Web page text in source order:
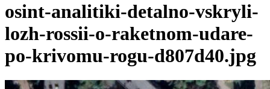
osint-analitiki-detalno-vskryli-
lozh-rossii-o-raketnom-udare-
po-krivomu-rogu-d807d40.jpg